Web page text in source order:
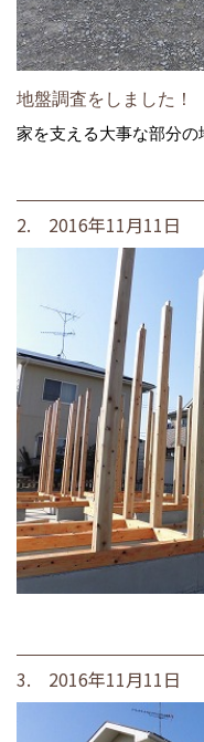
地盤調査をしました！
家を支える大事な部分の
2. 2016年11月11日
3. 2016年11月11日